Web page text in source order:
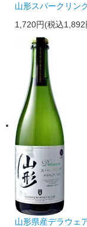
山形スパークリ
1,720円(税込1,892
山形県産デラウェ